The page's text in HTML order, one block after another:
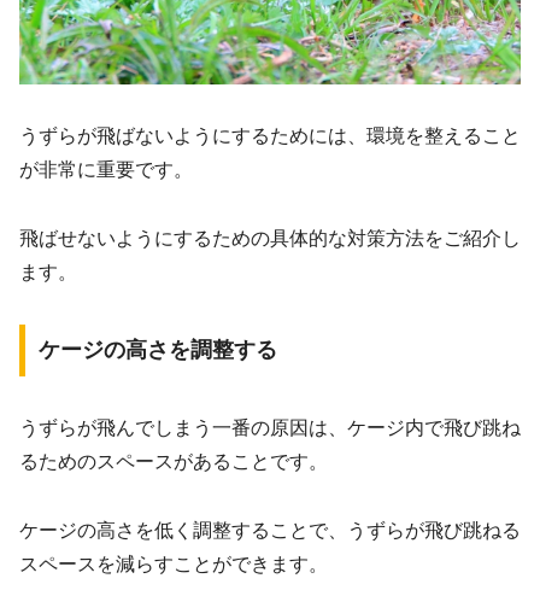
うずらが飛ばないようにするためには、環境を整えること
が非常に重要です。
飛ばせないようにするための具体的な対策方法をご紹介し
ます。
ケージの高さを調整する
うずらが飛んでしまう一番の原因は、ケージ内で飛び跳ね
るためのスペースがあることです。
ケージの高さを低く調整することで、うずらが飛び跳ねる
スペースを減らすことができます。